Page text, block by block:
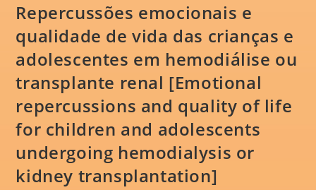
Repercussões emocionais e
qualidade de vida das crianças e
adolescentes em hemodiálise ou
transplante renal [Emotional
repercussions and quality of life
for children and adolescents
undergoing hemodialysis or
kidney transplantation]